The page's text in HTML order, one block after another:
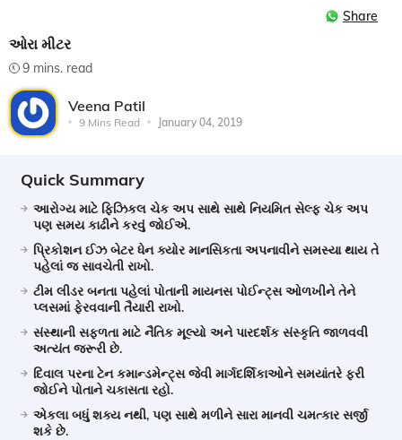
Share
ઓરા મીટર
9 mins. read
Veena Patil
9 Mins Read January 04, 2019
Quick Summary
આરોગ્ય માટે ફિઝિકલ ચેક અપ સાથે સાથે નિયમિત સેલ્ફ ચેક અપ
પણ સમય કાઢીને કરવું જોઈએ.
પ્રિકોશન ઈઝ બેટર ધેન ક્યોર માનસિકતા અપનાવીને સમસ્યા થાય તે
પહેલાં જ સાવચેતી રાખો.
ટીમ લીડર બનતા પહેલાં પોતાની માયનસ પોઈન્ટ્સ ઓળખીને તેને
પ્લસમાં ફેરવવાની તૈયારી રાખો.
સંસ્થાની સફળતા માટે નૈતિક મૂલ્યો અને પારદર્શક સંસ્કૃતિ જાળવવી
અત્યંત જરૂરી છે.
દિવાલ પરના ટેન કમાન્ડમેન્ટ્સ જેવી માર્ગદર્શિકાઓને સમયાંતરે ફરી
જોઈને પોતાને ચકાસતા રહો.
એકલા બધું શક્ય નથી, પણ સાથે મળીને સારા માનવી ચમત્કાર સર્જી
શકે છે.